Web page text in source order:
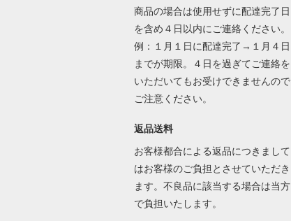
商品の場合は使用せずに配達完了日
を含め４日以内にご連絡ください。
例：１月１日に配達完了→１月４日
までが期限。４日を過ぎてご連絡を
いただいてもお受けできませんので
ご注意ください。
返品送料
お客様都合による返品につきまして
はお客様のご負担とさせていただき
ます。不良品に該当する場合は当方
で負担いたします。